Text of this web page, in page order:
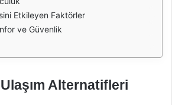
Etkileyen Faktörler
ve Güvenlik
Alternatifleri